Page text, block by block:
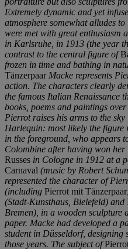
Extremely dynamic and yet
atmosphere somewhat alludes
were met with great enthusiasm
in Karlsruhe, in 1913 (the year
contrast to the central figure of
frozen in time and bathing in
Tänzerpaar Macke represents
action. The characters clearly
the famous Italian Renaissance
books, poems and paintings
Pierrot raises his arms to the
Harlequin: most likely the figure
in the foreground, who appears
Colombine after having won
Russes in Cologne in 1912 at a
Carnaval (music by Robert
represented the character of
(including Pierrot mit Tänzerpaar
(Stadt-Kunsthaus, Bielefeld) and
Bremen), in a wooden sculpture
paper. Macke had developed a
student in Düsseldorf, designing
those years. The subject of